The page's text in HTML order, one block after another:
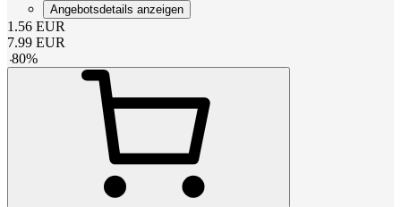
Angebotsdetails anzeigen
1.56 EUR
7.99 EUR
-80%